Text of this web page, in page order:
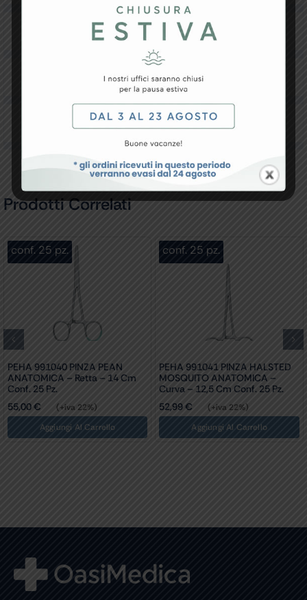
Resi e Garanzia
Downloads
Recensioni
Prodotti Correlati
conf. 25 pz.
PEHA 991040 PINZA PEAN
ANATOMICA – Retta – 14 Cm
Conf. 25 Pz.
55,00€
(+iva 22%)
Aggiungi Al Carrello
conf. 25 pz.
PEHA 991041 PINZA HALSTED
MOSQUITO ANATOMICA –
Curva – 12,5 Cm Conf. 25 Pz.
52,99€
(+iva 22%)
Aggiungi Al Carrello